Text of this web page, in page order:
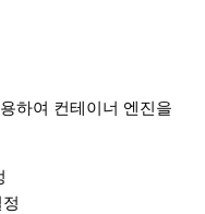
하여 컨테이너 엔진을